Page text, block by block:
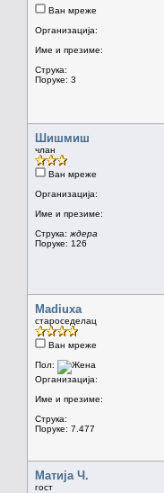
Ван мреже
Организација:
Име и презиме:
Струка:
Поруке: 3
Шишмиш
члан
Ван мреже
Организација:
Име и презиме:
Струка: ждера
Поруке: 126
Madiuxa
староседелац
Ван мреже
Пол:
Организација:
Име и презиме:
Струка:
Поруке: 7.477
Матија Ч.
гост